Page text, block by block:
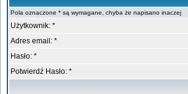
Pola oznaczone * są wymagane, chyba że napisano inaczej
Użytkownik: *
Adres email: *
Hasło: *
Potwierdź Hasło: *